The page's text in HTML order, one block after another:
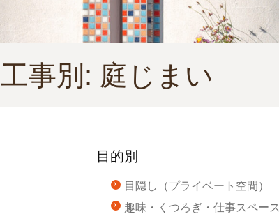
工事別: 庭じまい
目的別
目隠し（プライベート空間）
趣味・くつろぎ・仕事スペース